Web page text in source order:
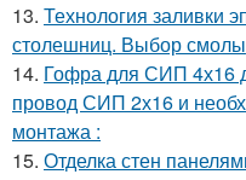
13. Технология заливки
столешниц. Выбор смолы
14. Гофра для СИП 4х16
провод СИП 2х16 и
монтажа :
15. Отделка стен